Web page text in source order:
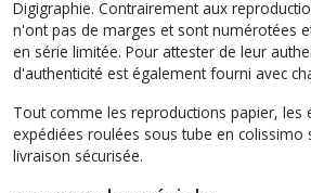
Digigraphie. Contrairement aux
n'ont pas de marges et sont numérotées
en série limitée. Pour attester de leur
d'authenticité est également fourni avec
Tout comme les reproductions papier, les
expédiées roulées sous tube en colissimo
livraison sécurisée.